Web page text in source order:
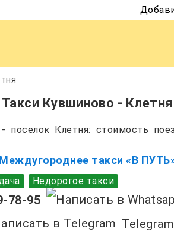
Такси Кувшиново - Клетня
Клетня: стоимость
Междугороднее такси «В
Недорогое такси
78-95
Telegram